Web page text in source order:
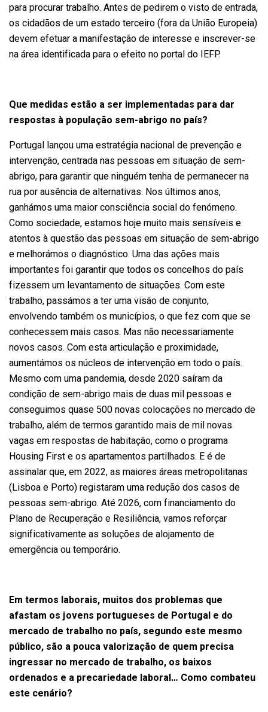
para procurar trabalho. Antes de pedirem o visto de entrada,
os cidadãos de um estado terceiro (fora da União Europeia)
devem efetuar a manifestação de interesse e inscrever-se
na área identificada para o efeito no portal do IEFP.
Que medidas estão a ser implementadas para dar
respostas à população sem-abrigo no país?
Portugal lançou uma estratégia nacional de prevenção e
intervenção, centrada nas pessoas em situação de sem-
abrigo, para garantir que ninguém tenha de permanecer na
rua por ausência de alternativas. Nos últimos anos,
ganhámos uma maior consciência social do fenómeno.
Como sociedade, estamos hoje muito mais sensíveis e
atentos à questão das pessoas em situação de sem-abrigo
e melhorámos o diagnóstico. Uma das ações mais
importantes foi garantir que todos os concelhos do país
fizessem um levantamento de situações. Com este
trabalho, passámos a ter uma visão de conjunto,
envolvendo também os municípios, o que fez com que se
conhecessem mais casos. Mas não necessariamente
novos casos. Com esta articulação e proximidade,
aumentámos os núcleos de intervenção em todo o país.
Mesmo com uma pandemia, desde 2020 saíram da
condição de sem-abrigo mais de duas mil pessoas e
conseguimos quase 500 novas colocações no mercado de
trabalho, além de termos garantido mais de mil novas
vagas em respostas de habitação, como o programa
Housing First e os apartamentos partilhados. E é de
assinalar que, em 2022, as maiores áreas metropolitanas
(Lisboa e Porto) registaram uma redução dos casos de
pessoas sem-abrigo. Até 2026, com financiamento do
Plano de Recuperação e Resiliência, vamos reforçar
significativamente as soluções de alojamento de
emergência ou temporário.
Em termos laborais, muitos dos problemas que
afastam os jovens portugueses de Portugal e do
mercado de trabalho no país, segundo este mesmo
público, são a pouca valorização de quem precisa
ingressar no mercado de trabalho, os baixos
ordenados e a precariedade laboral… Como combateu
este cenário?